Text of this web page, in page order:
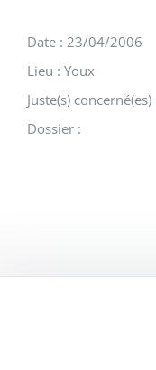
Date : 23/04/2006
Lieu : Youx
Juste(s) concerné(es)
Dossier :